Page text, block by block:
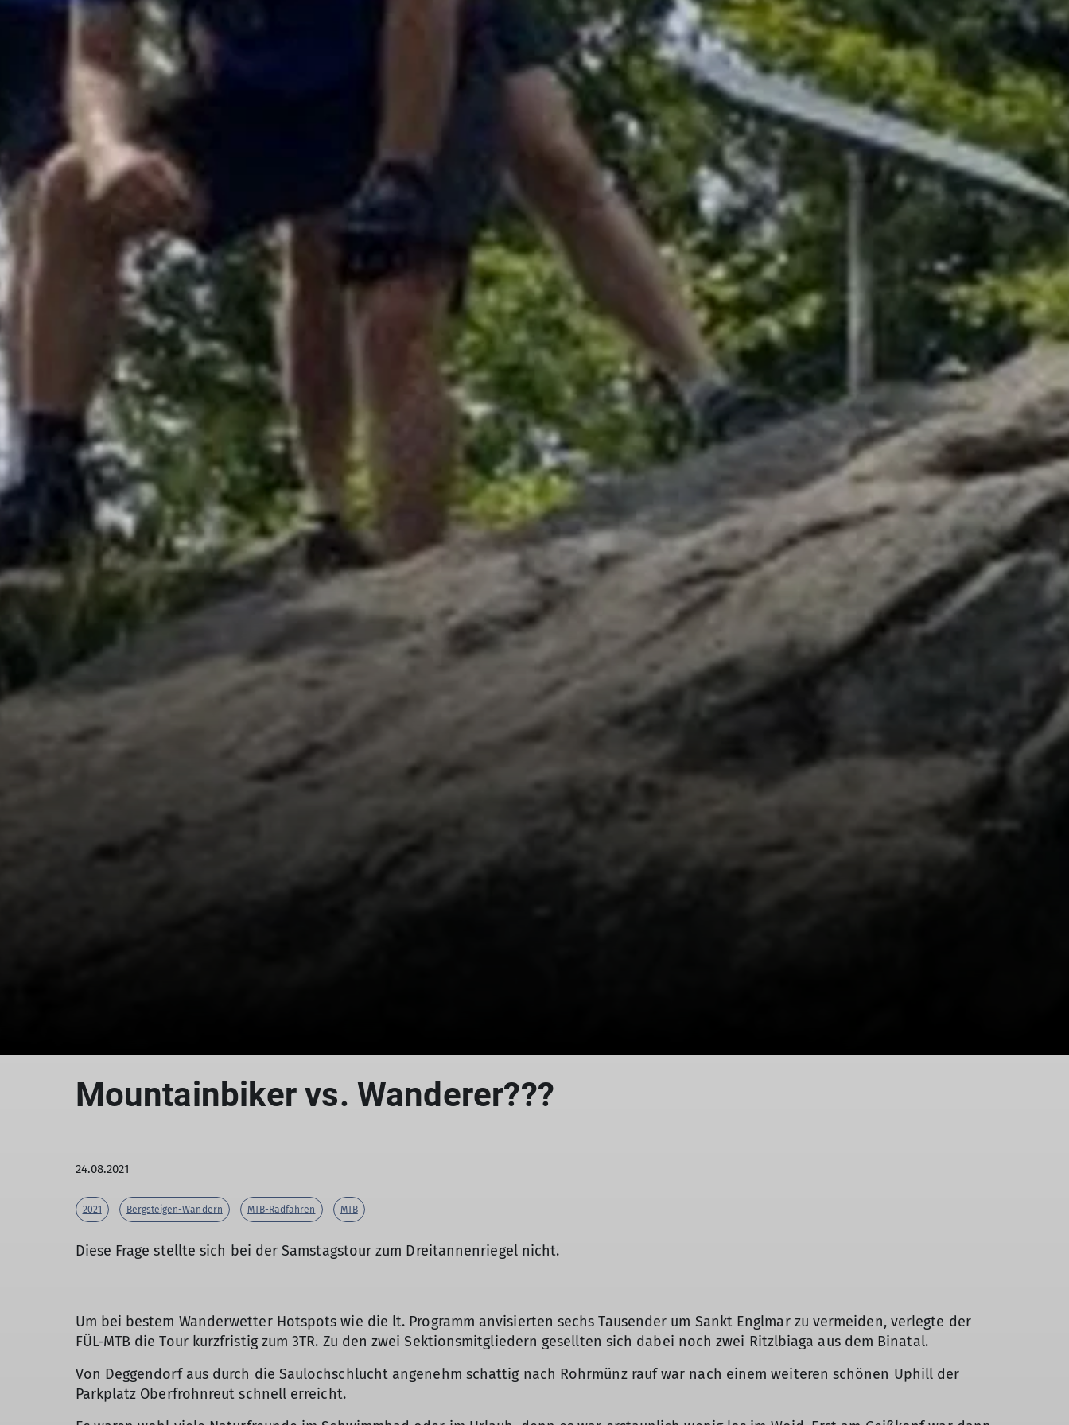
Mountainbiker vs. Wanderer???
24.08.2021
2021 Bergsteigen-Wandern MTB-Radfahren MTB
Diese Frage stellte sich bei der Samstagstour zum Dreitannenriegel nicht.
Um bei bestem Wanderwetter Hotspots wie die lt. Programm anvisierten sechs Tausender um Sankt Englmar zu vermeiden, verlegte der
FÜL-MTB die Tour kurzfristig zum 3TR. Zu den zwei Sektionsmitgliedern gesellten sich dabei noch zwei Ritzlbiaga aus dem Binatal.
Von Deggendorf aus durch die Saulochschlucht angenehm schattig nach Rohrmünz rauf war nach einem weiteren schönen Uphill der
Parkplatz Oberfrohnreut schnell erreicht.
© DAV Gangkofen